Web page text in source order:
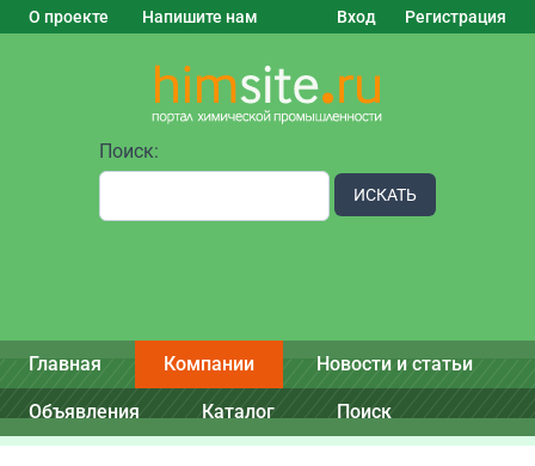
О проекте Напишите нам Вход Регистрация
Поиск:
ИСКАТЬ
Главная Компании Новости и статьи
Объявления Каталог Поиск